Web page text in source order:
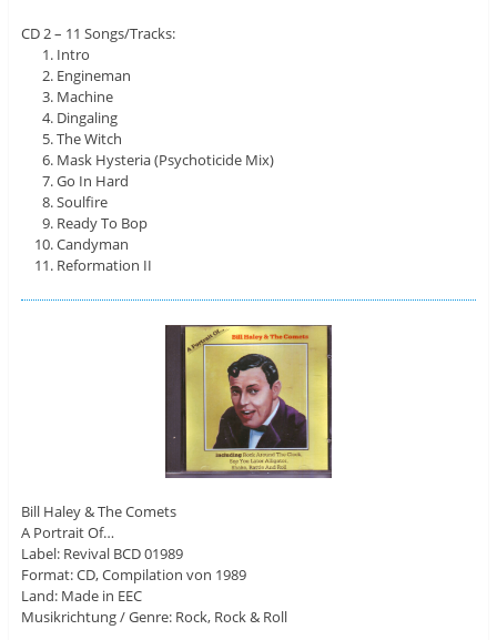
CD 2 – 11 Songs/Tracks:
Intro
Engineman
Machine
Dingaling
The Witch
Mask Hysteria (Psychoticide Mix)
Go In Hard
Soulfire
Ready To Bop
Candyman
Reformation II
Bill Haley & The Comets
A Portrait Of…
Label: Revival BCD 01989
Format: CD, Compilation von 1989
Land: Made in EEC
Musikrichtung / Genre: Rock, Rock & Roll